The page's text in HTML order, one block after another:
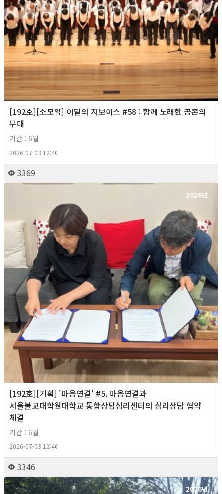
[192호][소모임] 이달의 지보이스 #58 : 함께 노래한 공존의
무대
기간 : 6월
2026-07-03 12:40
3369
2026년
[192호][기획] '마음연결' #5. 마음연결과
서울불교대학원대학교 통합상담심리센터의 심리상담 협약
체결
기간 : 6월
2026-07-03 12:40
3346
2026년